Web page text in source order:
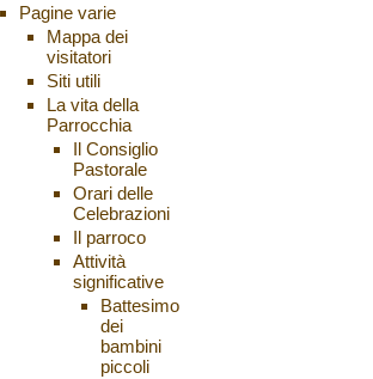
Pagine varie
Mappa dei
visitatori
Siti utili
La vita della
Parrocchia
Il Consiglio
Pastorale
Orari delle
Celebrazioni
Il parroco
Attività
significative
Battesimo
dei
bambini
piccoli